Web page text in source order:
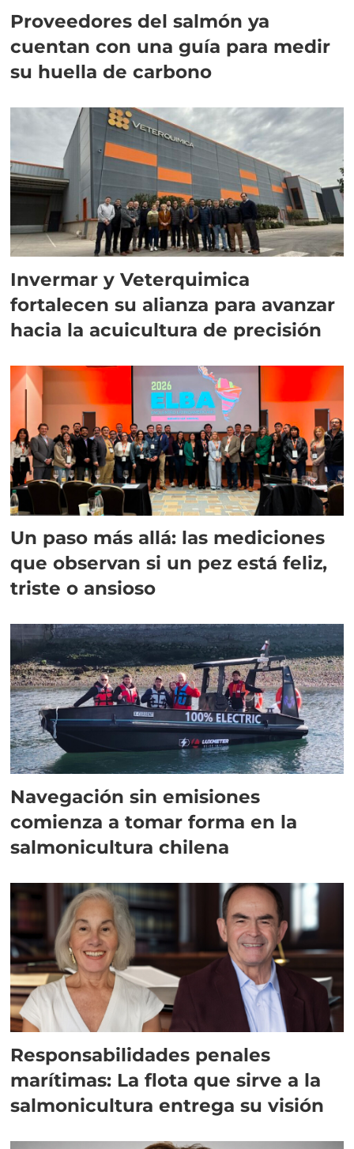
Proveedores del salmón ya
cuentan con una guía para medir
su huella de carbono
Invermar y Veterquimica
fortalecen su alianza para avanzar
hacia la acuicultura de precisión
Un paso más allá: las mediciones
que observan si un pez está feliz,
triste o ansioso
Navegación sin emisiones
comienza a tomar forma en la
salmonicultura chilena
Responsabilidades penales
marítimas: La flota que sirve a la
salmonicultura entrega su visión